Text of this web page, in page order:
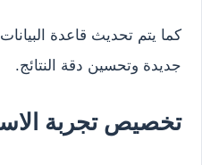
كما يتم تحديث قاعدة
جديدة وتحسين دقة النتائج.
تخصيص تجربة